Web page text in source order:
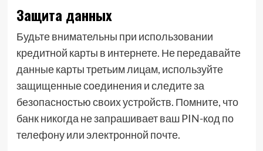
Защита данных
Будьте внимательны при использовании
кредитной карты в интернете. Не передавайте
данные карты третьим лицам, используйте
защищенные соединения и следите за
безопасностью своих устройств. Помните, что
банк никогда не запрашивает ваш PIN-код по
телефону или электронной почте.